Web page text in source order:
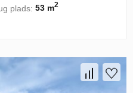
plads:53 m2